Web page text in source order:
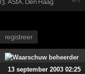
registreer
13 september 2003 02:25